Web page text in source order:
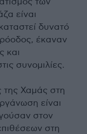
είναι
δυνατό
έκαναν
και
συνομιλίες.
Χαμάς στη
είναι
στον
στη